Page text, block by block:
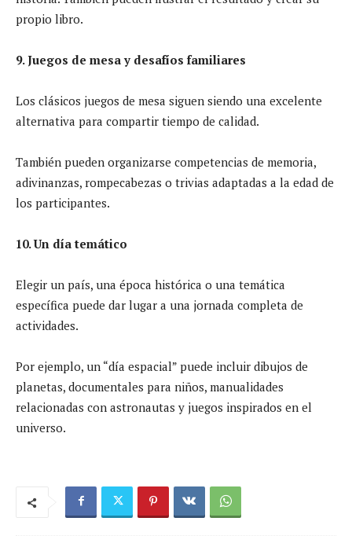
propio libro.
9. Juegos de mesa y desafíos familiares
Los clásicos juegos de mesa siguen siendo una excelente
alternativa para compartir tiempo de calidad.
También pueden organizarse competencias de memoria,
adivinanzas, rompecabezas o trivias adaptadas a la edad de
los participantes.
10. Un día temático
Elegir un país, una época histórica o una temática
específica puede dar lugar a una jornada completa de
actividades.
Por ejemplo, un “día espacial” puede incluir dibujos de
planetas, documentales para niños, manualidades
relacionadas con astronautas y juegos inspirados en el
universo.